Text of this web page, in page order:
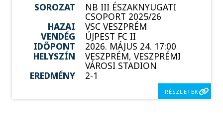
SOROZAT NB III ÉSZAKNYUGATI
CSOPORT 2025/26
HAZAI
VSC VESZPRÉM
VENDÉG
ÚJPEST FC II
IDŐPONT
2026. MÁJUS 24. 17:00
HELYSZÍN
VESZPRÉM, VESZPRÉMI
VÁROSI STADION
EREDMÉNY
2-1
RÉSZLETEK